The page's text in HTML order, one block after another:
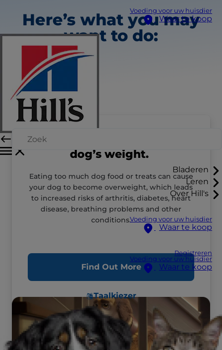
Voeding voor uw huisdier
Waar te koop
Bladeren
Leren
Over Hill's
Voeding voor uw huisdier
Waar te koop
Registreren
Voeding voor uw huisdier
Waar te koop
Taalkiezer
Here’s what you may
want to do:
Talk to your vet about your
dog’s weight.
Eating too much dog food or treats can cause
your dog to become overweight, which leads
to increased risks of arthritis, diabetes, heart
disease, breathing problems and other
conditions.
Find Out More